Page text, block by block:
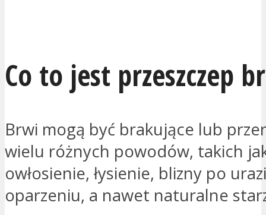
Co to jest przeszczep
Brwi mogą być brakujące lub
wielu różnych powodów, takich
owłosienie, łysienie, blizny po
oparzeniu, a nawet naturalne